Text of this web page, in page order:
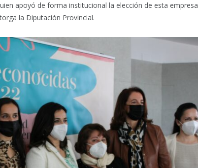
apoyó de forma institucional la elección de esta empresa
la Diputación Provincial.